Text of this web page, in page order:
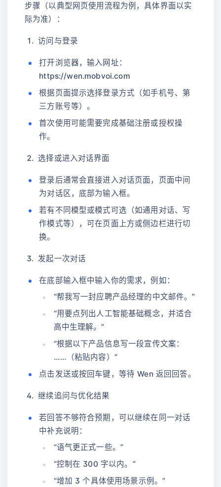
步骤（以典型网页使用流程为例，具体界面以实
际为准）：
访问与登录
打开浏览器，输入网址：
https://wen.mobvoi.com
根据页面提示选择登录方式（如手机号、第
三方账号等）。
首次使用可能需要完成基础注册或授权操
作。
选择或进入对话界面
登录后通常会直接进入对话页面，页面中间
为对话区，底部为输入框。
若有不同模型或模式可选（如通用对话、写
作模式等），可在页面上方或侧边栏进行切
换。
发起一次对话
在底部输入框中输入你的需求，例如：
“帮我写一封应聘产品经理的中文邮件。”
“用要点列出人工智能基础概念，并适合
高中生理解。”
“根据以下产品信息写一段宣传文案：
……（粘贴内容）”
点击发送或按回车键，等待 Wen 返回回答。
继续追问与优化结果
若回答不够符合预期，可以继续在同一对话
中补充说明：
“语气更正式一些。”
“控制在 300 字以内。”
“增加 3 个具体使用场景示例。”